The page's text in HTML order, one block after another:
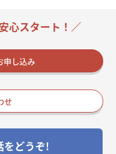
心スタート！／
申し込み
せ
をどうぞ!